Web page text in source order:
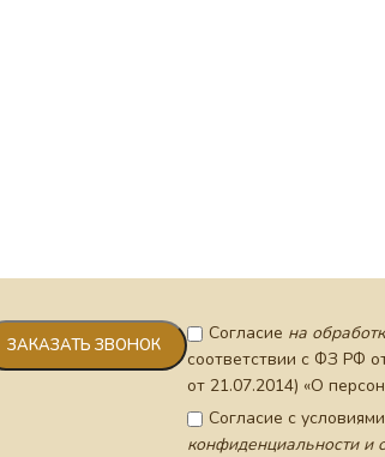
Согласие на
соответствии с ФЗ РФ
от 21.07.2014) «О
Согласие с условиями
конфиденциальности и